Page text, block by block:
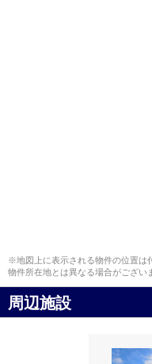
※地図上に表示される物件の位置は
物件所在地とは異なる場合がござい
周辺施設